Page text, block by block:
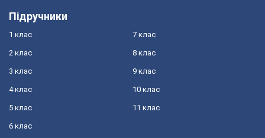
Підручники
1 клас
2 клас
3 клас
4 клас
5 клас
6 клас
7 клас
8 клас
9 клас
10 клас
11 клас